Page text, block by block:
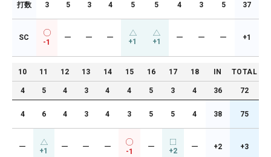
打数 3 5 3 4 5 5 4 3 5 37
SC
-1
ー ー ー +1 +1 ー ー ー +1
10 11 12 13 14 15 16 17 18 IN TOTAL
4 5 4 3 4 4 5 3 4 36 72
4 6 4 3 4 3 5 5 4 38 75
ー +1 ー ー ー
-1
ー +2 ー +2 +3